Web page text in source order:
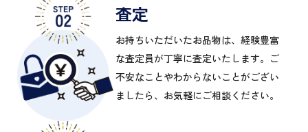
査定
お持ちいただいたお品物は、経験豊富
な査定員が丁寧に査定いたします。ご
不安なことやわからないことがござい
ましたら、お気軽にご相談ください。